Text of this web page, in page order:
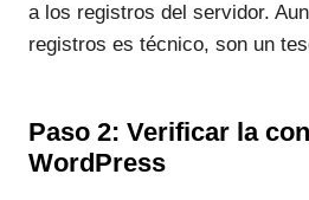
a los registros del servidor.
registros es técnico, son un
Paso 2: Verificar la
WordPress